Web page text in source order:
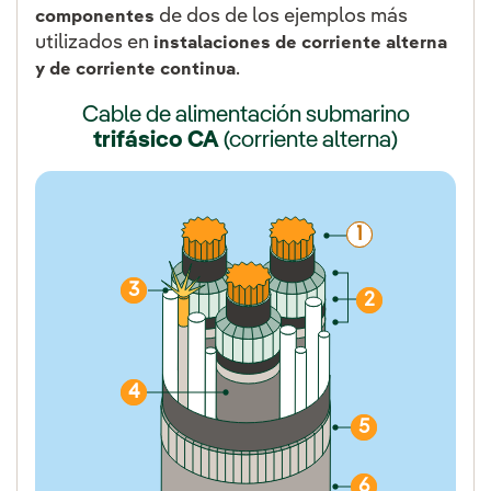
componentes de dos de los ejemplos más
utilizados en instalaciones de corriente alterna
y de corriente continua.
Cable de alimentación submarino
trifásico CA(corriente alterna)
1
2
3
4
5
6